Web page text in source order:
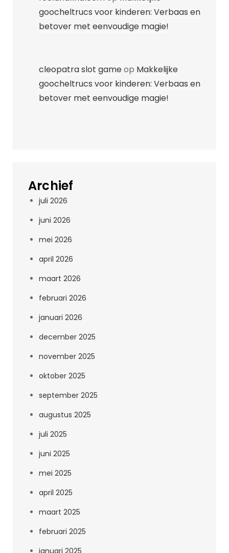
goocheltrucs voor kinderen: Verbaas en
betover met eenvoudige magie!
cleopatra slot gameop Makkelijke
goocheltrucs voor kinderen: Verbaas en
betover met eenvoudige magie!
Archief
juli 2026
juni 2026
mei 2026
april 2026
maart 2026
februari 2026
januari 2026
december 2025
november 2025
oktober 2025
september 2025
augustus 2025
juli 2025
juni 2025
mei 2025
april 2025
maart 2025
februari 2025
januari 2025